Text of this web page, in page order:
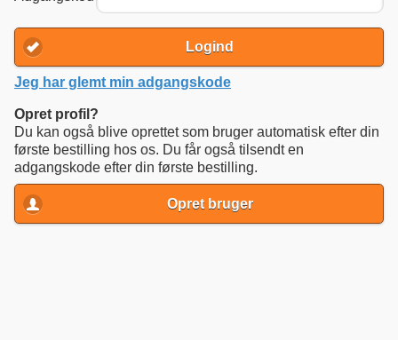
Logind
Jeg har glemt min adgangskode
Opret profil?
Du kan også blive oprettet som bruger automatisk efter din
første bestilling hos os. Du får også tilsendt en
adgangskode efter din første bestilling.
Opret bruger